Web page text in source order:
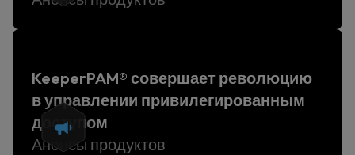
KeeperPAM® совершает революцию
в управлении привилегированным
доступом
Анонсы продуктов